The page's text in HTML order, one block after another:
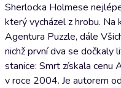
Sherlocka Holmese
který vycházel z hrobu.
Agentura Puzzle, dále
nichž první dva se dočkaly
stanice: Smrt získala cenu
v roce 2004. Je autorem